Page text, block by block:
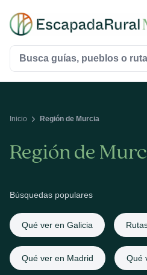
contenido
Buscar:
Inicio Región de Murcia
Región de
Búsquedas populares
Qué ver en Galicia
Qué ver en Madrid Qué